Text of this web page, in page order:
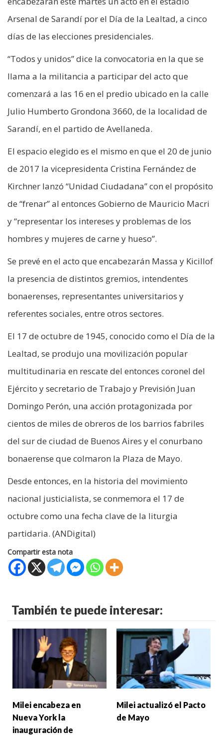
Arsenal de Sarandí por el Día de la Lealtad, a cinco
días de las elecciones presidenciales.
“Todos y unidos” dice la convocatoria en la que se
llama a la militancia a participar del acto que
comenzará a las 16 en el predio ubicado en la calle
Julio Humberto Grondona 3660, de la localidad de
Sarandí, en el partido de Avellaneda.
El espacio elegido es el mismo en que el 20 de junio
de 2017 la vicepresidenta Cristina Fernández de
Kirchner lanzó “Unidad Ciudadana” con el propósito
de “frenar” al entonces Gobierno de Mauricio Macri
y “representar los intereses y problemas de los
hombres y mujeres de carne y hueso”.
Se prevé en el acto que encabezarán Massa y Kicillof
la presencia de distintos gremios, intendentes
bonaerenses, representantes universitarios y
referentes sociales, entre otros sectores.
El 17 de octubre de 1945, conocido como el Día de la
Lealtad, se produjo una movilización popular
multitudinaria en rescate del entonces coronel del
Ejército y secretario de Trabajo y Previsión Juan
Domingo Perón, una acción protagonizada por
cientos de miles de obreros de los barrios fabriles
del sur de ciudad de Buenos Aires y el conurbano
bonaerense que colmaron la Plaza de Mayo.
Desde entonces, en la historia del movimiento
nacional justicialista, se conmemora el 17 de
octubre como una fecha clave de la liturgia
partidaria. (ANDigital)
Compartir esta nota
También te puede interesar:
Milei encabeza en
Nueva York la
inauguración de
Milei actualizó el Pacto
de Mayo